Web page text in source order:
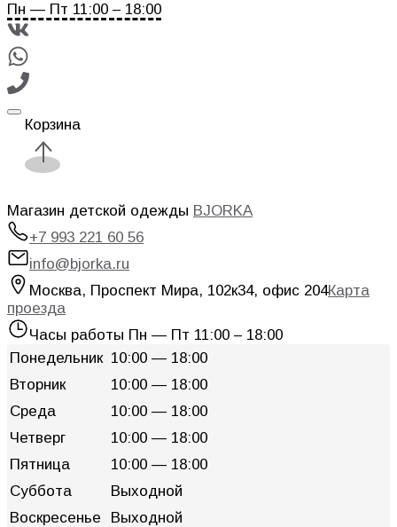
Пн — Пт 11:00 – 18:00
Корзина
Магазин детской одежды BJORKA
+7 993 221 60 56
info@bjorka.ru
Москва, Проспект Мира, 102к34, офис 204Карта
проезда
Часы работы Пн — Пт 11:00 – 18:00
Понедельник 10:00 — 18:00
Вторник
10:00 — 18:00
Среда
10:00 — 18:00
Четверг
10:00 — 18:00
Пятница
10:00 — 18:00
Суббота
Выходной
Воскресенье
Выходной